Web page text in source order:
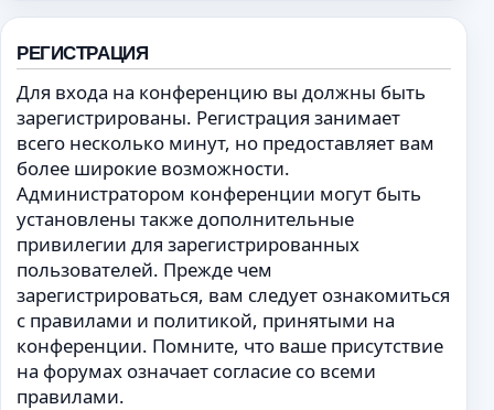
РЕГИСТРАЦИЯ
Для входа на конференцию вы должны быть
зарегистрированы. Регистрация занимает
всего несколько минут, но предоставляет вам
более широкие возможности.
Администратором конференции могут быть
установлены также дополнительные
привилегии для зарегистрированных
пользователей. Прежде чем
зарегистрироваться, вам следует ознакомиться
с правилами и политикой, принятыми на
конференции. Помните, что ваше присутствие
на форумах означает согласие со всеми
правилами.